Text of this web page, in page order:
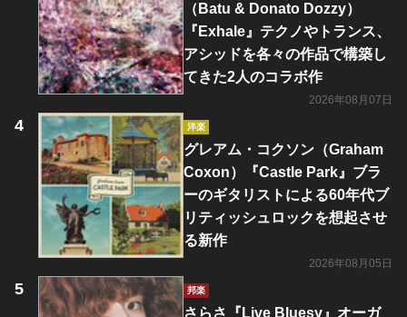
（Batu & Donato Dozzy）
『Exhale』テクノやトランス、
アシッドを各々の作品で構築し
てきた2人のコラボ作
2026年08月07日
洋楽
グレアム・コクソン（Graham
Coxon）『Castle Park』ブラ
ーのギタリストによる60年代ブ
リティッシュロックを想起させ
る新作
2026年08月05日
邦楽
さらさ『Live Bluesy』オーガ